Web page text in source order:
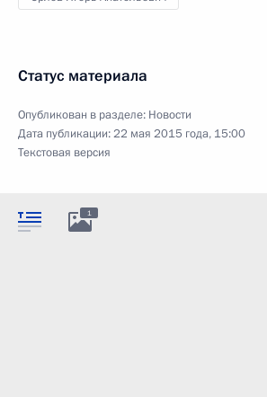
Статус материала
Опубликован в разделе: Новости
Дата публикации:22 мая 2015 года, 15:00
Текстовая версия
1